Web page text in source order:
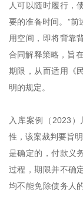
人可以随时履行，
要的准备时间。”
用空间，即将背靠
合同解释策略，旨
期限，从而适用《
明的规定。
入库案例（2023
性，该案裁判要旨
是确定的，付款义
过程，期限并不确
均不能免除债务人